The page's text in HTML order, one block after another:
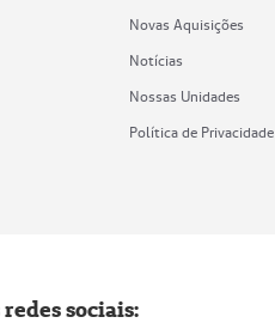
Novas Aquisições
Notícias
Nossas Unidades
Política de Privacidade
redes sociais: